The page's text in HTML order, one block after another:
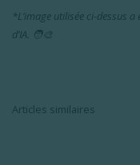
*L’image utilisée ci-dessus
d’IA. 🧑‍🎨
Articles similaires